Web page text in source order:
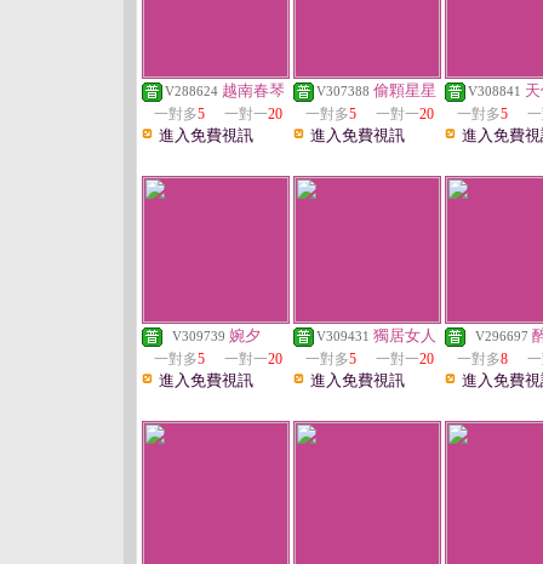
V288624 越南春琴
一對多5 一對一20
進入免費視訊
V307388 偷顆星星
一對多5 一對一20
進入免費視訊
V308841
一對多5
進入免費
V309739 婉夕
一對多5 一對一20
進入免費視訊
V309431 獨居女人
一對多5 一對一20
進入免費視訊
V296697
一對多8
進入免費